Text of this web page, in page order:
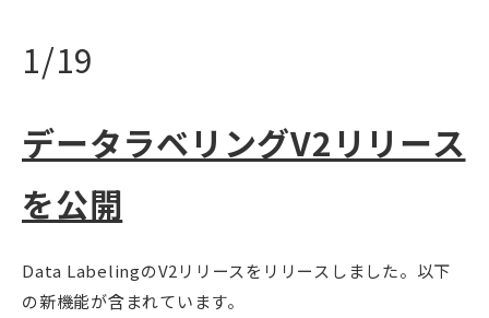
1/19
データラベリングV2リリース
を公開
Data LabelingのV2リリースをリリースしました。以下
の新機能が含まれています。